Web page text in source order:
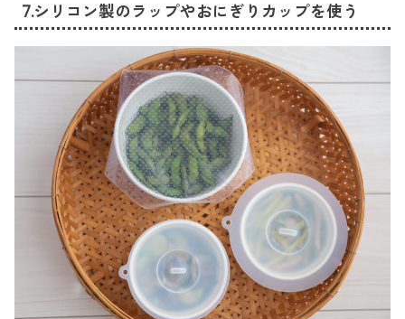
7.シリコン製のラップやおにぎりカップを使う